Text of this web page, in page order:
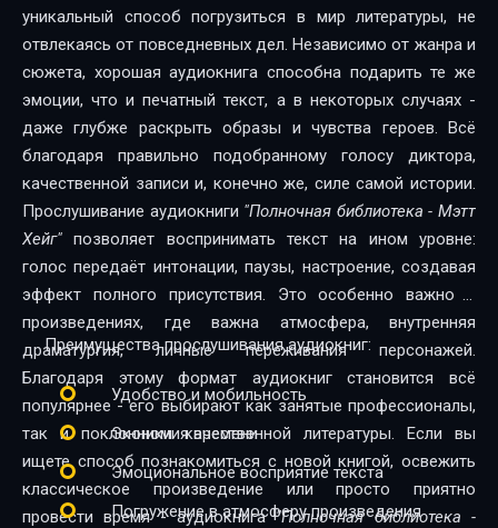
уникальный способ погрузиться в мир литературы, не
отвлекаясь от повседневных дел. Независимо от жанра и
сюжета, хорошая аудиокнига способна подарить те же
эмоции, что и печатный текст, а в некоторых случаях -
даже глубже раскрыть образы и чувства героев. Всё
благодаря правильно подобранному голосу диктора,
качественной записи и, конечно же, силе самой истории.
Прослушивание аудиокниги "Полночная библиотека - Мэтт
Хейг" позволяет воспринимать текст на ином уровне:
голос передаёт интонации, паузы, настроение, создавая
эффект полного присутствия. Это особенно важно в
произведениях, где важна атмосфера, внутренняя
драматургия, личные переживания персонажей.
Благодаря этому формат аудиокниг становится всё
популярнее - его выбирают как занятые профессионалы,
так и поклонники качественной литературы. Если вы
ищете способ познакомиться с новой книгой, освежить
классическое произведение или просто приятно
провести время - аудиокнига"Полночная библиотека -
Преимущества прослушивания аудиокниг:
Удобство и мобильность
Экономия времени
Эмоциональное восприятие текста
Погружение в атмосферу произведения